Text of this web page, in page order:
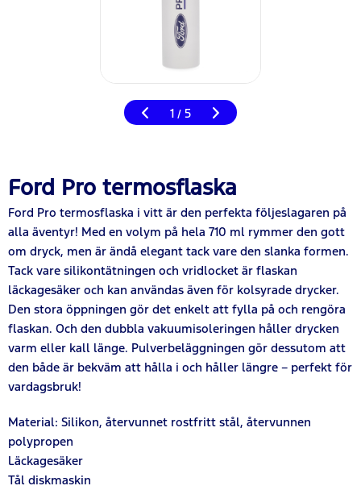
1 / 5
Ford Pro termosflaska
Ford Pro termosflaska i vitt är den perfekta följeslagaren på
alla äventyr! Med en volym på hela 710 ml rymmer den gott
om dryck, men är ändå elegant tack vare den slanka formen.
Tack vare silikontätningen och vridlocket är flaskan
läckagesäker och kan användas även för kolsyrade drycker.
Den stora öppningen gör det enkelt att fylla på och rengöra
flaskan. Och den dubbla vakuumisoleringen håller drycken
varm eller kall länge. Pulverbeläggningen gör dessutom att
den både är bekväm att hålla i och håller längre – perfekt för
vardagsbruk!
Material: Silikon, återvunnet rostfritt stål, återvunnen
polypropen
Läckagesäker
Tål diskmaskin